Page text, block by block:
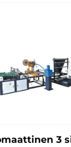
3